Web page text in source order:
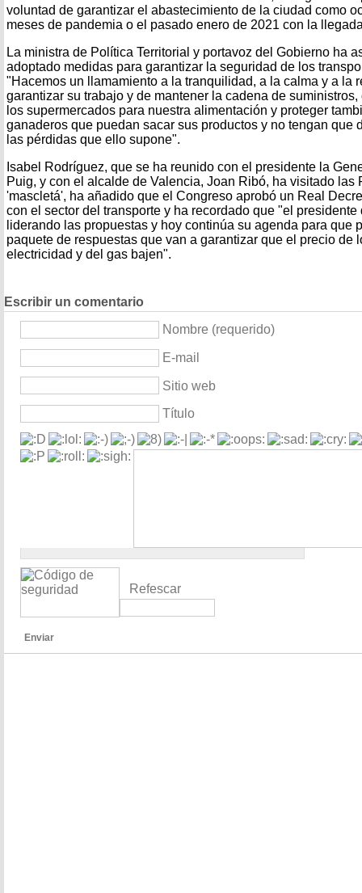
voluntad de garantizar el abastecimiento de la ciudad como
meses de pandemia o el pasado enero de 2021 con la
La ministra de Política Territorial y portavoz del Gobierno ha
adoptado medidas para garantizar la seguridad de los
"Hacemos un llamamiento a la tranquilidad, a la calma y a la
garantizar su trabajo y de mantener la cadena de
los supermercados para nuestra alimentación y proteger
ganaderos que puedan sacar sus productos y no tengan que
las pérdidas que ello supone".
Isabel Rodríguez, que se ha reunido con el presidente la
Puig, y con el alcalde de Valencia, Joan Ribó, ha visitado las
'mascletá', ha añadido que el Congreso aprobó un Real
con el sector del transporte y ha recordado que "el presidente
liderando las propuestas y hoy continúa su agenda para que
paquete de respuestas que van a garantizar que el precio de
electricidad y del gas bajen".
Escribir un comentario
Nombre (requerido)
E-mail
Sitio web
Título
Refescar
Enviar